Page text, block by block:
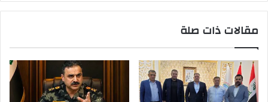
مقالات ذات صلة